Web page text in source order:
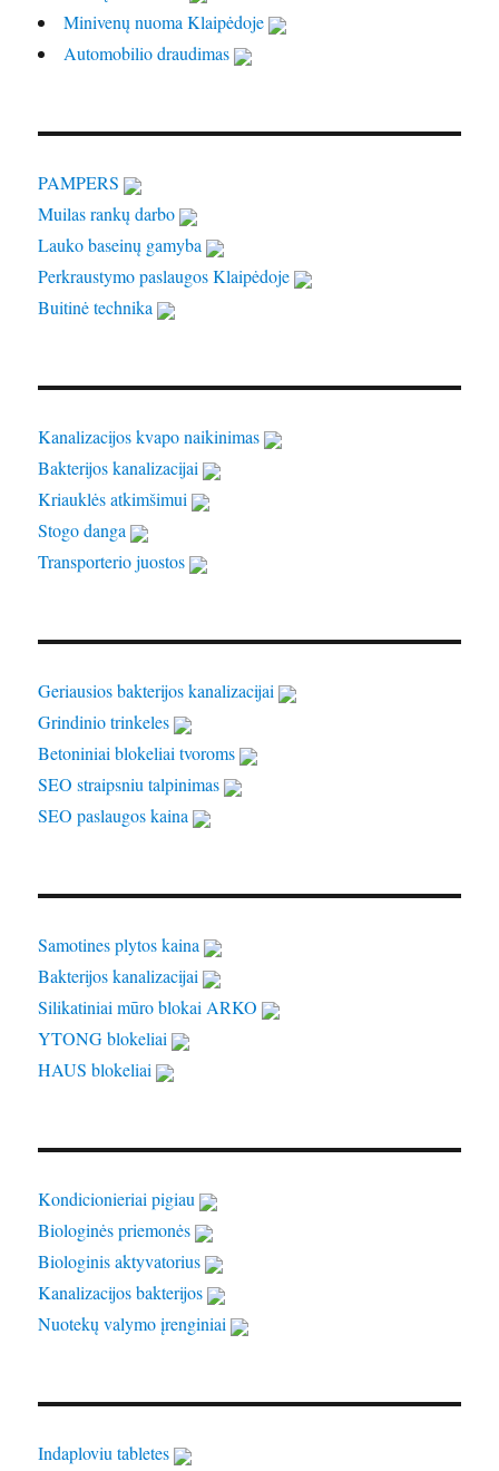
Minivenų nuoma Klaipėdoje
Automobilio draudimas
PAMPERS
Muilas rankų darbo
Lauko baseinų gamyba
Perkraustymo paslaugos Klaipėdoje
Buitinė technika
Kanalizacijos kvapo naikinimas
Bakterijos kanalizacijai
Kriauklės atkimšimui
Stogo danga
Transporterio juostos
Geriausios bakterijos kanalizacijai
Grindinio trinkeles
Betoniniai blokeliai tvoroms
SEO straipsniu talpinimas
SEO paslaugos kaina
Samotines plytos kaina
Bakterijos kanalizacijai
Silikatiniai mūro blokai ARKO
YTONG blokeliai
HAUS blokeliai
Kondicionieriai pigiau
Biologinės priemonės
Biologinis aktyvatorius
Kanalizacijos bakterijos
Nuotekų valymo įrenginiai
Indaploviu tabletes